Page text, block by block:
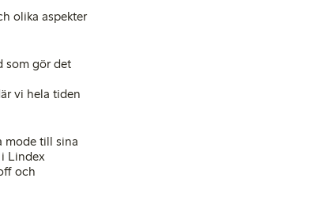
olika aspekter
som gör det
vi hela tiden
mode till sina
Lindex
och